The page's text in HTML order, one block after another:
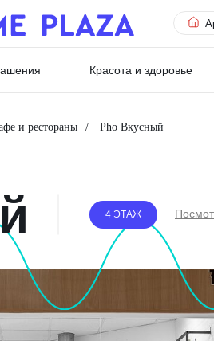
Красота и здоровье
и рестораны / Pho Вкусный
4 ЭТАЖ